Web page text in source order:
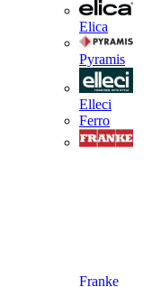
Elica
Pyramis
Elleci
Ferro
Franke